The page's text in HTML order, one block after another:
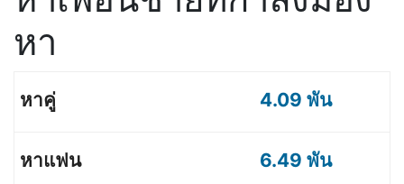
หา
4.09 พัน
6.49 พัน